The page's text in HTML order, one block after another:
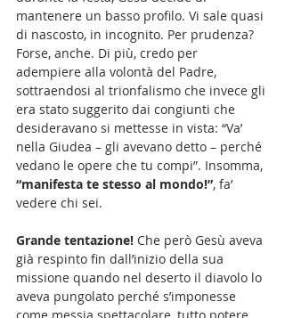
mantenere un basso profilo. Vi sale quasi
di nascosto, in incognito. Per prudenza?
Forse, anche. Di più, credo per
adempiere alla volontà del Padre,
sottraendosi al trionfalismo che invece gli
era stato suggerito dai congiunti che
desideravano si mettesse in vista: “Va’
nella Giudea – gli avevano detto – perché
vedano le opere che tu compi”. Insomma,
“manifesta te stesso al mondo!”, fa’
vedere chi sei.
Grande tentazione! Che però Gesù aveva
già respinto fin dall’inizio della sua
missione quando nel deserto il diavolo lo
aveva pungolato perché s’imponesse